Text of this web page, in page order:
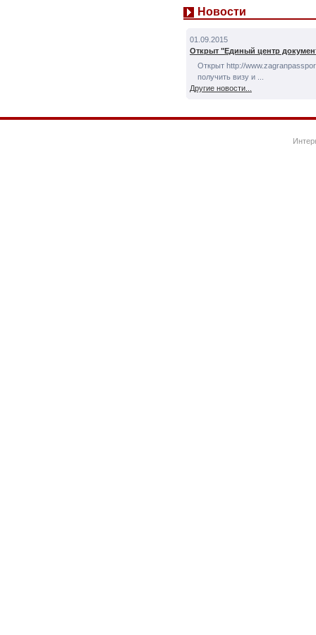
Новости
01.09.2015
Открыт "Единый центр
Открыт http://
получить визу и ...
Другие новости...